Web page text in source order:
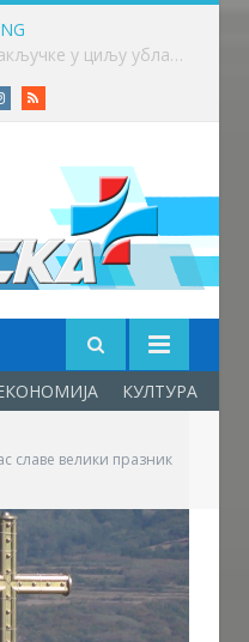
у Врању
Instagram
RSS
КУЛТУРА
славе велики празник